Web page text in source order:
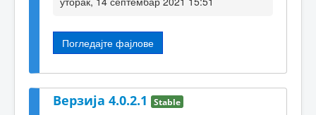
Погледајте фајлове
Верзија 4.0.2.1 Stable